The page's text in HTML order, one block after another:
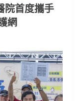
院首度攜手
網